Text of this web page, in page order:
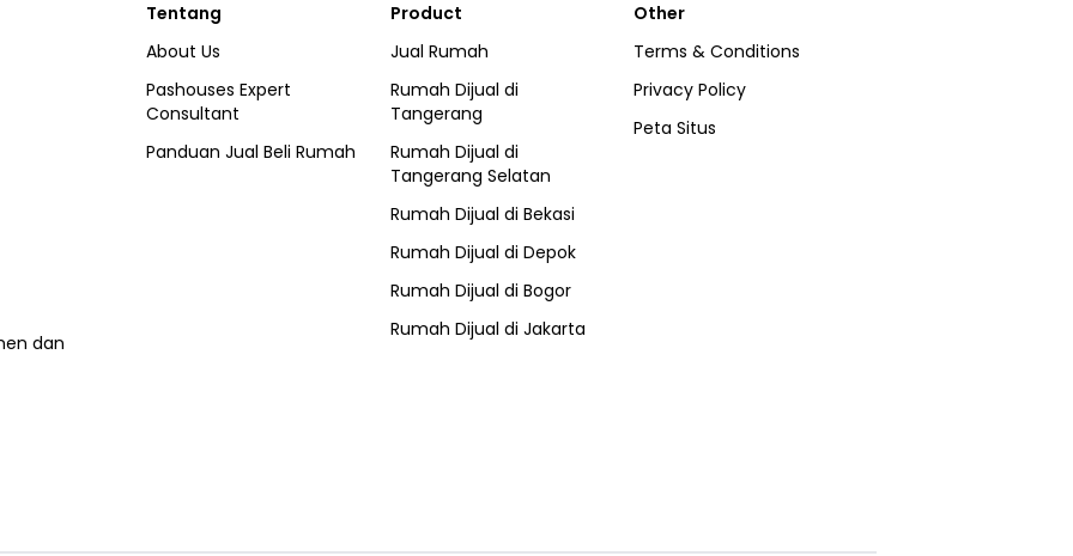
dan
Tentang
About Us
Pashouses Expert
Consultant
Panduan Jual Beli Rumah
Product
Jual Rumah
Rumah Dijual di
Tangerang
Rumah Dijual di
Tangerang Selatan
Rumah Dijual di Bekasi
Rumah Dijual di Depok
Rumah Dijual di Bogor
Rumah Dijual di Jakarta
Other
Terms & Conditions
Privacy Policy
Peta Situs